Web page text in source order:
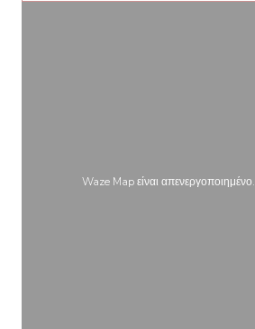
Waze Map είναι απενεργοποιημένο.